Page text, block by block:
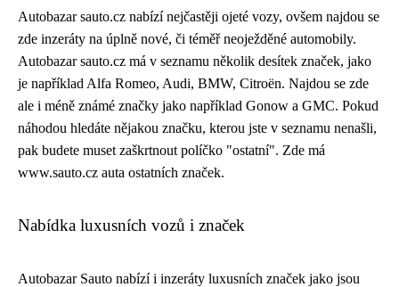
Autobazar sauto.cz nabízí nejčastěji ojeté vozy, ovšem najdou se
zde inzeráty na úplně nové, či téměř neoježděné automobily.
Autobazar sauto.cz má v seznamu několik desítek značek, jako
je například Alfa Romeo, Audi, BMW, Citroën. Najdou se zde
ale i méně známé značky jako například Gonow a GMC. Pokud
náhodou hledáte nějakou značku, kterou jste v seznamu nenašli,
pak budete muset zaškrtnout políčko "ostatní". Zde má
www.sauto.cz auta ostatních značek.
Nabídka luxusních vozů i značek
Autobazar Sauto nabízí i inzeráty luxusních značek jako jsou